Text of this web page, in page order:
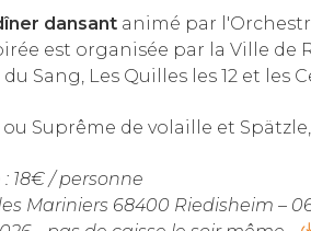
dansant animé par
est organisée par la Ville
Sang, Les Quilles les 12 et les
Suprême de volaille et
18€ / personne
Mariniers 68400 Riedisheim –